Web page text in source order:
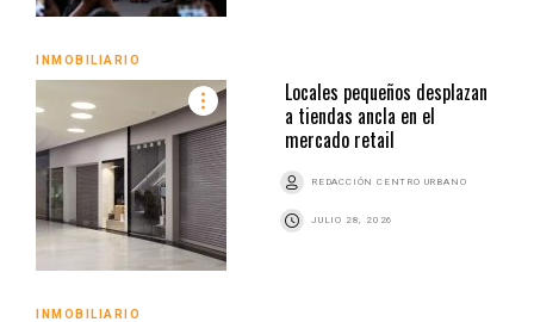
INMOBILIARIO
Locales pequeños desplazan
a tiendas ancla en el
mercado retail
REDACCIÓN CENTRO URBANO
JULIO 28, 2026
INMOBILIARIO